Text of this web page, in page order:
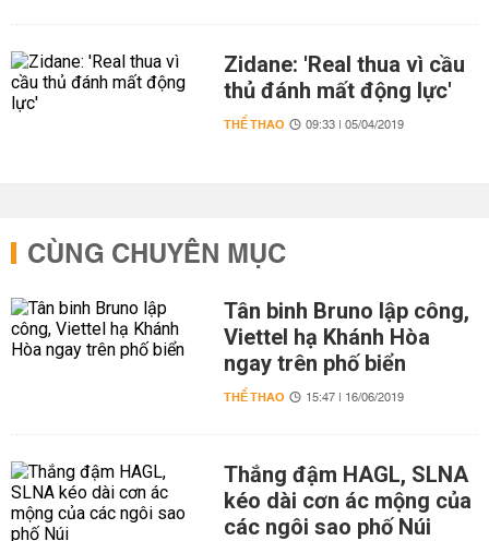
Zidane: 'Real thua vì cầu
thủ đánh mất động lực'
THỂ THAO 09:33 | 05/04/2019
CÙNG CHUYÊN MỤC
Tân binh Bruno lập công,
Viettel hạ Khánh Hòa
ngay trên phố biển
THỂ THAO 15:47 | 16/06/2019
Thắng đậm HAGL, SLNA
kéo dài cơn ác mộng của
các ngôi sao phố Núi